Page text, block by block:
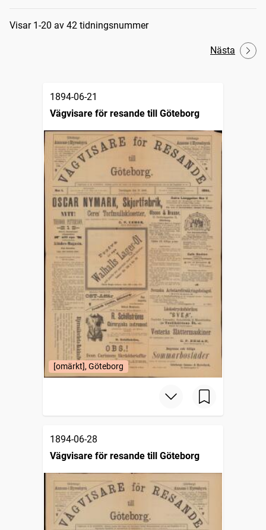
Sökresultat
Visar 1-20 av 42 tidningsnummer
Nästa
1894-06-21
Vägvisare för resande till Göteborg
[omärkt], Göteborg
1894-06-28
Vägvisare för resande till Göteborg